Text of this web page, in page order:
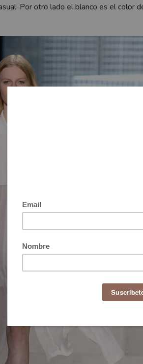
Por otro lado el blanco es el color